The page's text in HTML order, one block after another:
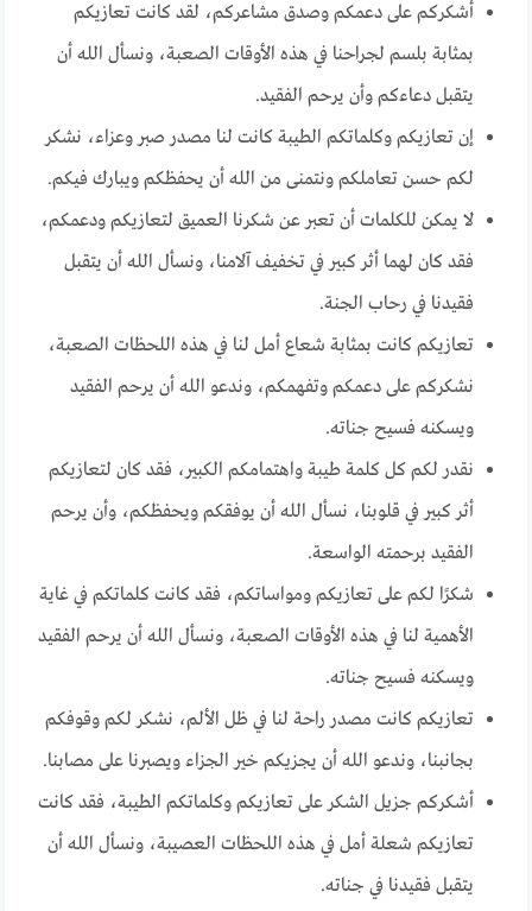
أشكركم على دعمكم وصدق مشاعركم، لقد كانت تعازيكم
بمثابة بلسم لجراحنا في هذه الأوقات الصعبة، ونسأل الله أن
يتقبل دعاءكم وأن يرحم الفقيد.
إن تعازيكم وكلماتكم الطيبة كانت لنا مصدر صبر وعزاء، نشكر
لكم حسن تعاملكم ونتمنى من الله أن يحفظكم ويبارك فيكم.
لا يمكن للكلمات أن تعبر عن شكرنا العميق لتعازيكم ودعمكم،
فقد كان لهما أثر كبير في تخفيف آلامنا، ونسأل الله أن يتقبل
فقيدنا في رحاب الجنة.
تعازيكم كانت بمثابة شعاع أمل لنا في هذه اللحظات الصعبة،
نشكركم على دعمكم وتفهمكم، وندعو الله أن يرحم الفقيد
ويسكنه فسيح جناته.
نقدر لكم كل كلمة طيبة واهتمامكم الكبير، فقد كان لتعازيكم
أثر كبير في قلوبنا، نسأل الله أن يوفقكم ويحفظكم، وأن يرحم
الفقيد برحمته الواسعة.
شكرًا لكم على تعازيكم ومواساتكم، فقد كانت كلماتكم في غاية
الأهمية لنا في هذه الأوقات الصعبة، ونسأل الله أن يرحم الفقيد
ويسكنه فسيح جناته.
تعازيكم كانت مصدر راحة لنا في ظل الألم، نشكر لكم وقوفكم
بجانبنا، وندعو الله أن يجزيكم خير الجزاء ويصبرنا على مصابنا.
أشكركم جزيل الشكر على تعازيكم وكلماتكم الطيبة، فقد كانت
تعازيكم شعلة أمل في هذه اللحظات العصيبة، ونسأل الله أن
يتقبل فقيدنا في جناته.